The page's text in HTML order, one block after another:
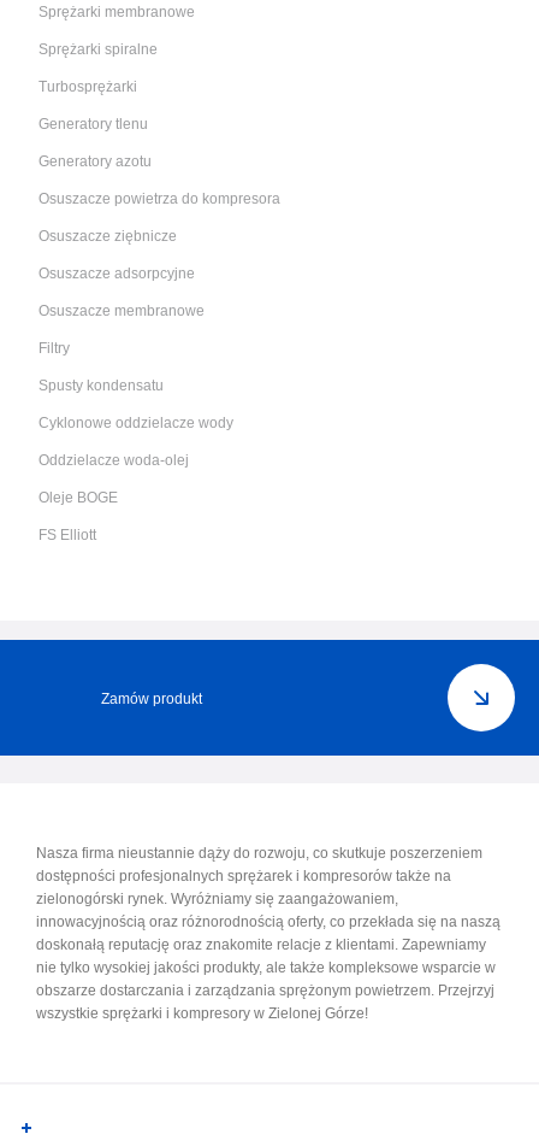
Sprężarki membranowe
Sprężarki spiralne
Turbosprężarki
Generatory tlenu
Generatory azotu
Osuszacze powietrza do kompresora
Osuszacze ziębnicze
Osuszacze adsorpcyjne
Osuszacze membranowe
Filtry
Spusty kondensatu
Cyklonowe oddzielacze wody
Oddzielacze woda-olej
Oleje BOGE
FS Elliott
Zamów produkt
Nasza firma nieustannie dąży do rozwoju, co skutkuje poszerzeniem
dostępności profesjonalnych sprężarek i kompresorów także na
zielonogórski rynek. Wyróżniamy się zaangażowaniem,
innowacyjnością oraz różnorodnością oferty, co przekłada się na naszą
doskonałą reputację oraz znakomite relacje z klientami. Zapewniamy
nie tylko wysokiej jakości produkty, ale także kompleksowe wsparcie w
obszarze dostarczania i zarządzania sprężonym powietrzem. Przejrzyj
wszystkie sprężarki i kompresory w Zielonej Górze!